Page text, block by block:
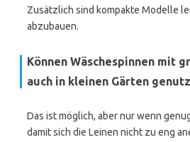
Zusätzlich sind kompakte Modelle
abzubauen.
Können Wäschespinnen mit
auch in kleinen Gärten
Das ist möglich, aber nur wenn
damit sich die Leinen nicht zu eng